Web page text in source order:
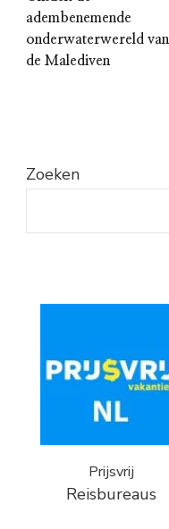
adembenemende
onderwaterwereld van
de Malediven
Zoeken
Prijsvrij
Reisbureaus